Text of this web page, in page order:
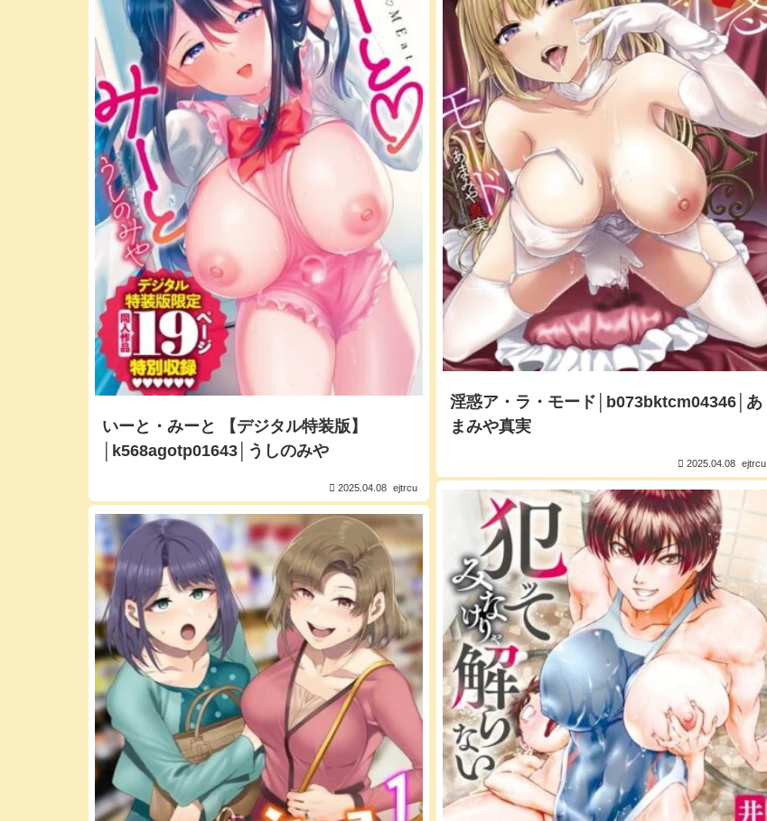
淫惑ア・ラ・モード│b073bktcm04346│あ
まみや真実
2025.04.08 ejtrcu
いーと・みーと 【デジタル特装版】
│k568agotp01643│うしのみや
2025.04.08 ejtrcu